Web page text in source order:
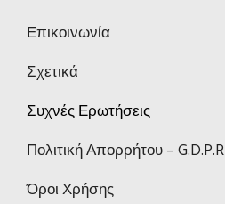
Επικοινωνία
Σχετικά
Συχνές Ερωτήσεις
Πολιτική Απορρήτου – G.D.P.R
Όροι Χρήσης